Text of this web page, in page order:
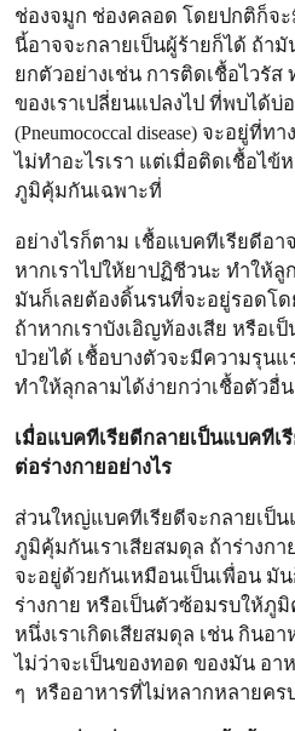
ช่องจมูก ช่องคลอด โดยปกติก็จ
นี้อาจจะกลายเป็นผู้ร้ายก็ได้ ถ้ามั
ยกตัวอย่างเช่น การติดเชื้อไวรั
ของเราเปลี่ยนแปลงไป ที่พบได้
(Pneumococcal disease) จะอยู่ที่ทา
ไม่ทำอะไรเรา แต่เมื่อติดเชื้อไ
ภูมิคุ้มกันเฉพาะที่
อย่างไรก็ตาม เชื้อแบคทีเรียดีอา
หากเราไปให้ยาปฏิชีวนะ ทำให้
มันก็เลยต้องดิ้นรนที่จะอยู่รอดโด
ถ้าหากเราบังเอิญท้องเสีย หรือเ
ป่วยได้ เชื้อบางตัวจะมีความรุน
ทำให้ลุกลามได้ง่ายกว่าเชื้อตัวอื่น
เมื่อแบคทีเรียดีกลายเป็นแบคทีเ
ต่อร่างกายอย่างไร
ส่วนใหญ่แบคทีเรียดีจะกลายเป็น
ภูมิคุ้มกันเราเสียสมดุล ถ้าร่างกา
จะอยู่ด้วยกันเหมือนเป็นเพื่อน มั
ร่างกาย หรือเป็นตัวซ้อมรบให้ภู
หนึ่งเราเกิดเสียสมดุล เช่น กินอ
ไม่ว่าจะเป็นของทอด ของมัน อาห
ๆ หรืออาหารที่ไม่หลากหลายคร